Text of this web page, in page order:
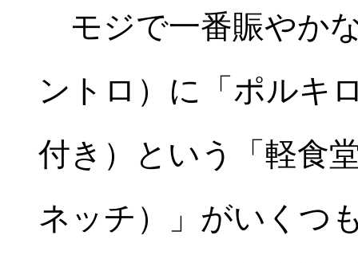
モジで一番賑やか
ントロ）に「ポルキ
付き）という「軽食
ネッチ）」がいくつ